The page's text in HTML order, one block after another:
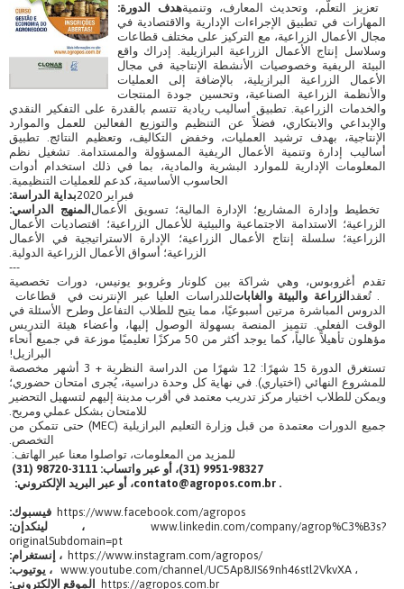
هدف الدورة:تعزيز التعلّم، وتحديث المعارف، وتنمية
المهارات في تطبيق الإجراءات الإدارية والاقتصادية في
مجال الأعمال الزراعية، مع التركيز على مختلف قطاعات
وسلاسل إنتاج الأعمال الزراعية البرازيلية. إدراك واقع
البيئة الريفية وخصوصيات الأنشطة الإنتاجية في مجال
الأعمال الزراعية البرازيلية، بالإضافة إلى العمليات
والأنظمة الزراعية الصناعية، وتحسين جودة المنتجات
والخدمات الزراعية. تطبيق أساليب ريادية تتسم بالقدرة على التفكير النقدي
والإبداعي والابتكاري، فضلاً عن التنظيم والتوزيع الفعالين للعمل والموارد
الإنتاجية، بهدف ترشيد العمليات، وخفض التكاليف، وتعظيم النتائج. تطبيق
أساليب إدارة وتنمية الأعمال الريفية المسؤولة والمستدامة. تشغيل نظم
المعلومات الإدارية للموارد البشرية والمادية، بما في ذلك استخدام أدوات
الحاسوب الأساسية، كدعم للعمليات التنظيمية.
بداية الدراسة:
فبراير 2020
المنهج الدراسي: تخطيط وإدارة المشاريع؛ الإدارة المالية؛ تسويق الأعمال
الزراعية؛ الاستدامة الاجتماعية والبيئية للأعمال الزراعية؛ اقتصاديات الأعمال
الزراعية؛ سلسلة إنتاج الأعمال الزراعية؛ الإدارة الاستراتيجية في الأعمال
الزراعية؛ أسواق الأعمال الزراعية الدولية.
---
تقدم أغروبوس، وهي شراكة بين كلونار وغروبو يونيس، دورات تخصصية
للدراسات العليا عبر الإنترنت في قطاعاتالزراعة والبيئة والغابات . تُعقد
الدروس المباشرة مرتين أسبوعيًا، مما يتيح للطلاب التفاعل وطرح الأسئلة في
الوقت الفعلي. تتميز المنصة بسهولة الوصول إليها، وأعضاء هيئة التدريس
مؤهلون تأهيلاً عالياً، كما يوجد أكثر من 50 مركزًا تعليميًا موزعة في جميع أنحاء
البرازيل!
تستغرق الدورة 15 شهرًا: 12 شهرًا من الدراسة النظرية + 3 أشهر مخصصة
للمشروع النهائي (اختياري). في نهاية كل وحدة دراسية، يُجرى امتحان حضوري؛
ويمكن للطلاب اختيار مركز تدريب معتمد في أقرب مدينة إليهم لتسهيل التحضير
للامتحان بشكل عملي ومريح.
جميع الدورات معتمدة من قبل وزارة التعليم البرازيلية (MEC) حتى تتمكن من
التخصص.
للمزيد من المعلومات، تواصلوا معنا عبر الهاتف:
9951-98327 (31)، أو عبر واتساب: 3111-98720 (31)
، أو عبر البريد الإلكتروني:contato@agropos.com.br .
فيسبوك: https://www.facebook.com/agropos
، لينكدإن:www.linkedin.com/company/agrop%C3%B3s?
originalSubdomain=pt
، إنستغرام: https://www.instagram.com/agropos/
، يوتيوب: www.youtube.com/channel/UC5Ap8JIS69nh46stl2VkvXA ،
الموقع الإلكتروني:
https://agropos.com.br